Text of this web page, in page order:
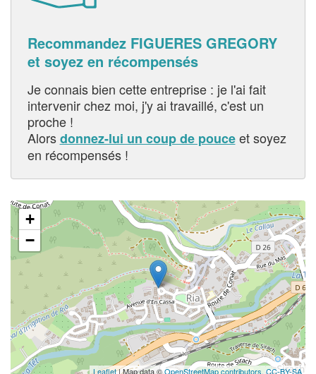
Recommandez FIGUERES GREGORY
et soyez en récompensés
Je connais bien cette entreprise : je l'ai fait
intervenir chez moi, j'y ai travaillé, c'est un
proche !
Alorsdonnez-lui un coup de pouceet soyez
en récompensés !
+
−
Leaflet| Map data ©OpenStreetMap contributors, CC-BY-SA